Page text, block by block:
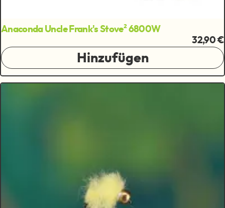
Anaconda Uncle Frank's Stove² 6800W
32,90 €
Hinzufügen